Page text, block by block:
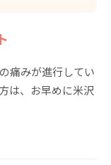
痛みが進行してい
は、お早めに米沢